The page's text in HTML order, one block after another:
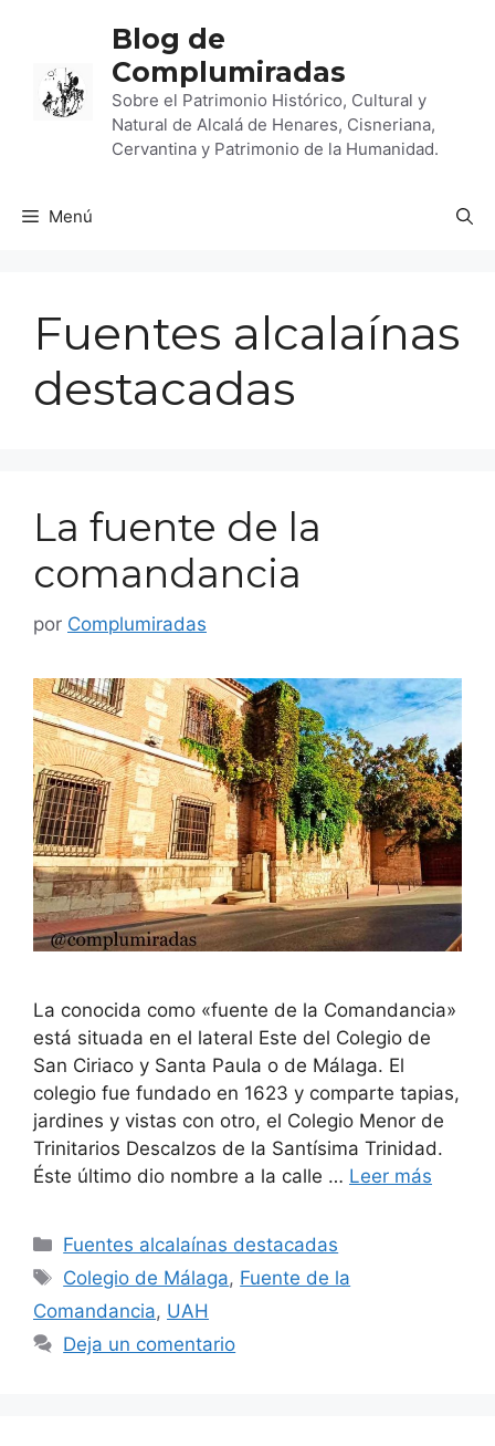
contenido
Blog de
Complumiradas
Sobre el Patrimonio Histórico, Cultural y
Natural de Alcalá de Henares, Cisneriana,
Cervantina y Patrimonio de la Humanidad.
Menú
Fuentes alcalaínas
destacadas
La fuente de la
comandancia
por Complumiradas
La conocida como «fuente de la Comandancia»
está situada en el lateral Este del Colegio de
San Ciriaco y Santa Paula o de Málaga. El
colegio fue fundado en 1623 y comparte tapias,
jardines y vistas con otro, el Colegio Menor de
Trinitarios Descalzos de la Santísima Trinidad.
Éste último dio nombre a la calle … Leer más
Categorías
Fuentes alcalaínas destacadas
Etiquetas
Colegio de Málaga, Fuente de la
Comandancia, UAH
Deja un comentario